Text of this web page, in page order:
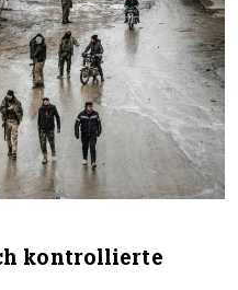
kontrollierte